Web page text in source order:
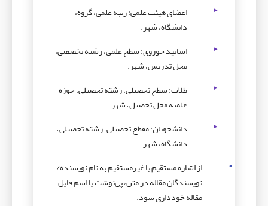
اعضای هیئت علمی: رتبه علمی، گروه،
دانشگاه، شهر.
اساتید حوزوی: سطح علمی، رشته تخصصی،
محل تدریس، شهر.
طلاب: سطح تحصیلی، رشته تحصیلی، حوزه
علمیه محل تحصیل، شهر.
دانشجویان: مقطع تحصیلی، رشته تحصیلی،
دانشگاه، شهر.
از اشاره مستقیم یا غیرمستقیم به نام نویسنده/
نویسندگان مقاله در متن، پی‌نوشت یا اسم فایل
مقاله خودداری شود.